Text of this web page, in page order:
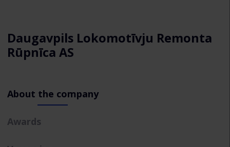
Daugavpils Lokomotīvju Remonta
Rūpnīca AS
About the company
Awards